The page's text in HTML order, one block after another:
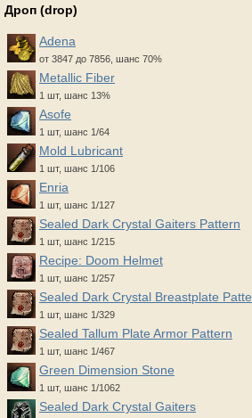
Дроп (drop)
Adena
от 3847 до 7856, шанс 70%
Metallic Fiber
1 шт, шанс 13%
Asofe
1 шт, шанс 1/64
Mold Lubricant
1 шт, шанс 1/106
Enria
1 шт, шанс 1/127
Sealed Dark Crystal Gaiters Pattern
1 шт, шанс 1/215
Recipe: Doom Helmet
1 шт, шанс 1/257
Sealed Dark Crystal Breastplate
1 шт, шанс 1/329
Sealed Tallum Plate Armor Pattern
1 шт, шанс 1/467
Green Dimension Stone
1 шт, шанс 1/1062
Sealed Dark Crystal Gaiters